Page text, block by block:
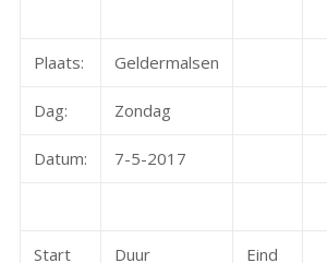
Plaats: Geldermalsen
Dag: Zondag
Datum: 7-5-2017
Start Duur Eind